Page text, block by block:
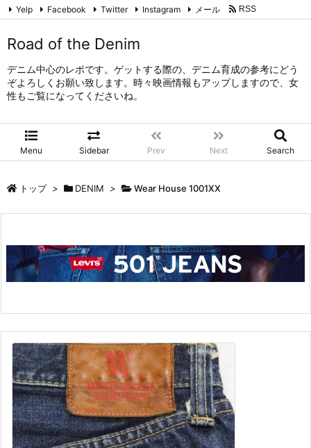
Road of the Denim
デニム中心のレポです。ゲットする際の、デニム育成の参考にどう
ぞよろしくお願い致します。時々映画情報もアップしますので、女
性もご覧になってくださいね。
Menu Sidebar Prev Next Search
Yelp Facebook Twitter Instagram メール
RSS
トップ > DENIM > Wear House 1001XX